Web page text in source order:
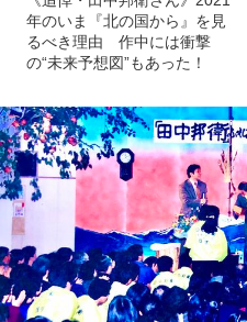
年のいま『北の国から』を見
るべき理由 作中には衝撃
の“未来予想図”もあった！